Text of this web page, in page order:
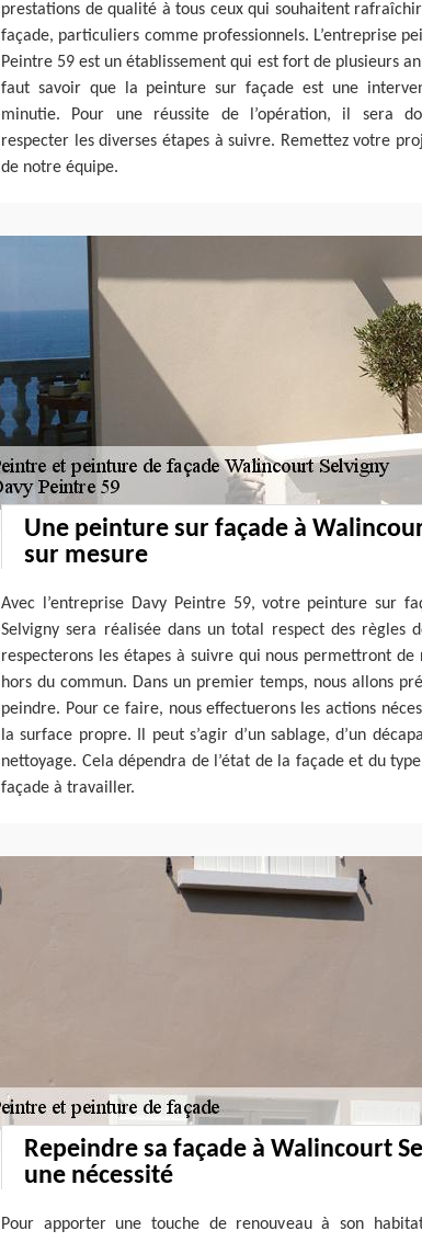
prestations de qualité à tous ceux qui souhaitent
façade, particuliers comme professionnels. L’entreprise
Peintre 59 est un établissement qui est fort de plusieurs
faut savoir que la peinture sur façade est une
minutie. Pour une réussite de l’opération, il sera
respecter les diverses étapes à suivre. Remettez votre
de notre équipe.
Une peinture sur façade à
sur mesure
Avec l’entreprise Davy Peintre 59, votre peinture sur
Selvigny sera réalisée dans un total respect des règles
respecterons les étapes à suivre qui nous permettront de
hors du commun. Dans un premier temps, nous allons
peindre. Pour ce faire, nous effectuerons les actions
la surface propre. Il peut s’agir d’un sablage, d’un
nettoyage. Cela dépendra de l’état de la façade et du
façade à travailler.
Repeindre sa façade à Walincourt
une nécessité
Pour apporter une touche de renouveau à son